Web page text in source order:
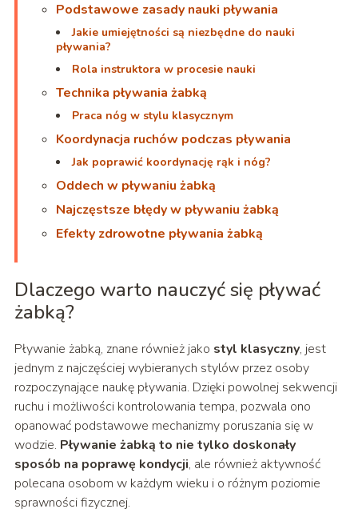
Podstawowe zasady nauki pływania
Jakie umiejętności są niezbędne do nauki
pływania?
Rola instruktora w procesie nauki
Technika pływania żabką
Praca nóg w stylu klasycznym
Koordynacja ruchów podczas pływania
Jak poprawić koordynację rąk i nóg?
Oddech w pływaniu żabką
Najczęstsze błędy w pływaniu żabką
Efekty zdrowotne pływania żabką
Dlaczego warto nauczyć się pływać
żabką?
Pływanie żabką, znane również jako styl klasyczny, jest
jednym z najczęściej wybieranych stylów przez osoby
rozpoczynające naukę pływania. Dzięki powolnej sekwencji
ruchu i możliwości kontrolowania tempa, pozwala ono
opanować podstawowe mechanizmy poruszania się w
wodzie. Pływanie żabką to nie tylko doskonały
sposób na poprawę kondycji, ale również aktywność
polecana osobom w każdym wieku i o różnym poziomie
sprawności fizycznej.